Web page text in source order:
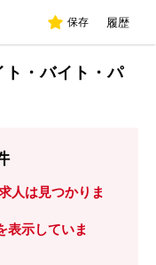
保存 履歴
ト・バイト・パ
人は見つかりま
表示していま